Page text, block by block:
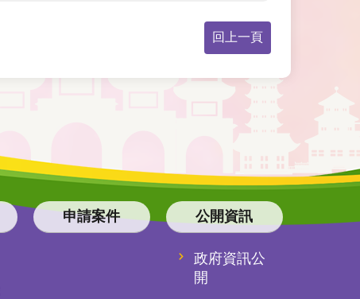
回上一頁
申請案件 公開資訊
政府資訊公
開